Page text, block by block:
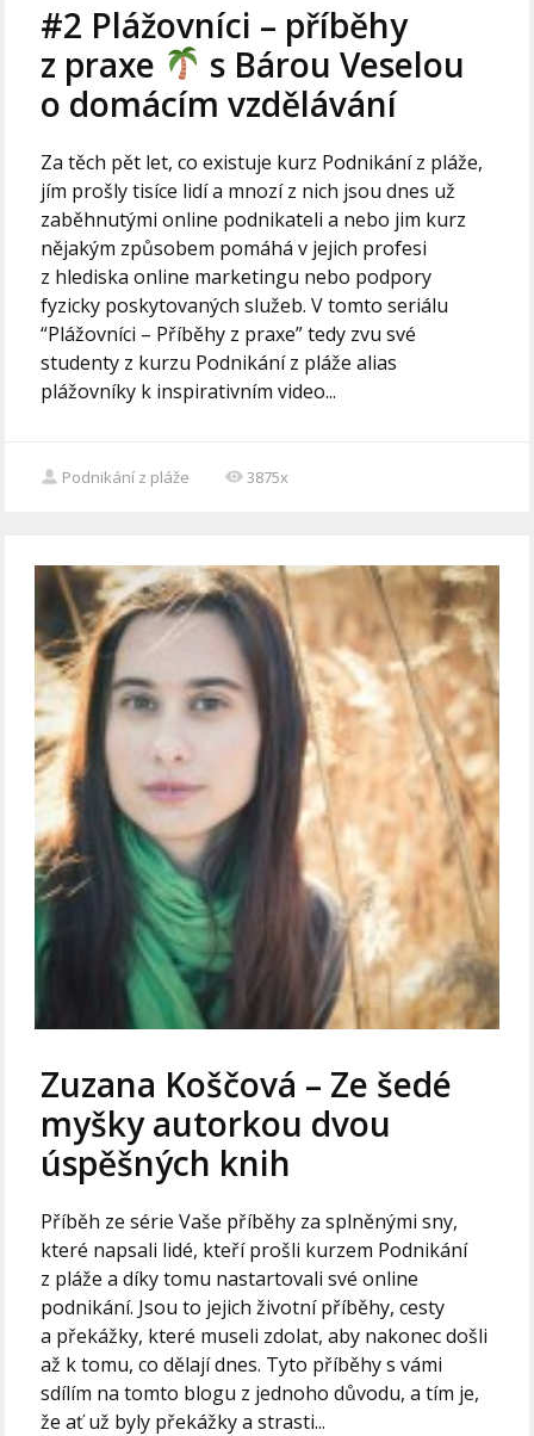
#2 Plážovníci – příběhy
z praxe
s Bárou Veselou
o domácím vzdělávání
Za těch pět let, co existuje kurz Podnikání z pláže,
jím prošly tisíce lidí a mnozí z nich jsou dnes už
zaběhnutými online podnikateli a nebo jim kurz
nějakým způsobem pomáhá v jejich profesi
z hlediska online marketingu nebo podpory
fyzicky poskytovaných služeb. V tomto seriálu
“Plážovníci – Příběhy z praxe” tedy zvu své
studenty z kurzu Podnikání z pláže alias
plážovníky k inspirativním video...
Podnikání z pláže 3875x
Zuzana Koščová – Ze šedé
myšky autorkou dvou
úspěšných knih
Příběh ze série Vaše příběhy za splněnými sny,
které napsali lidé, kteří prošli kurzem Podnikání
z pláže a díky tomu nastartovali své online
podnikání. Jsou to jejich životní příběhy, cesty
a překážky, které museli zdolat, aby nakonec došli
až k tomu, co dělají dnes. Tyto příběhy s vámi
sdílím na tomto blogu z jednoho důvodu, a tím je,
že ať už byly překážky a strasti...